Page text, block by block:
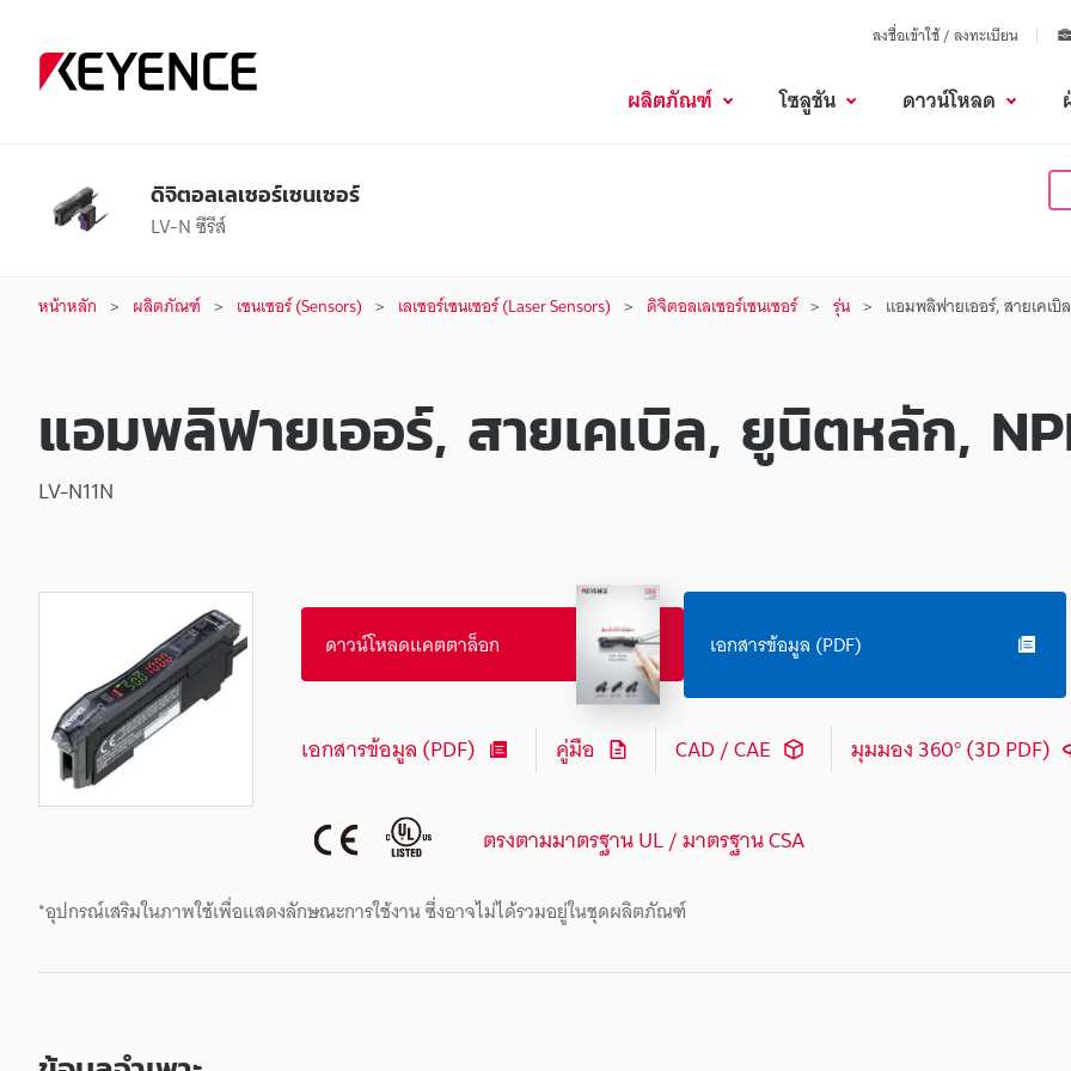
ลงชื่อเข้าใช้ / ลงทะเบียน
ผลิตภัณฑ์ โซลูชัน ดาวน์โหลด
ดิจิตอลเลเซอร์เซนเซอร์
LV-N ซีรีส์
หน้าหลัก ผลิตภัณฑ์ เซนเซอร์ (Sensors) เลเซอร์เซนเซอร์ (Laser Sensors) ดิจิตอลเลเซอร์เซนเซอร์ รุ่น แอมพลิฟายเออร์, สายเคเ
แอมพลิฟายเออร์, สายเคเบิล, ยูนิตหลัก,
LV-N11N
*อุปกรณ์เสริมในภาพใช้เพื่อแสดงลักษณะการใช้งาน ซึ่งอาจไม่ได้รวมอยู่ในชุดผลิตภัณฑ์
ดาวน์โหลดแคตตาล็อก เอกสารข้อมูล (PDF)
เอกสารข้อมูล (PDF) คู่มือ CAD / CAE มุมมอง 360° (3D PDF)
ตรงตามมาตรฐาน UL / มาตรฐาน CSA